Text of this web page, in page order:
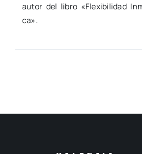
autor del libro «Fle­xi­bi­li­dad
ca».